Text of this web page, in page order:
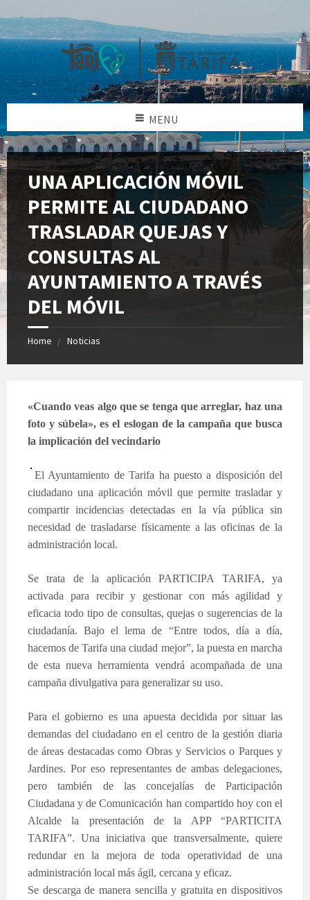
MENU
UNA APLICACIÓN MÓVIL
PERMITE AL CIUDADANO
TRASLADAR QUEJAS Y
CONSULTAS AL
AYUNTAMIENTO A TRAVÉS
DEL MÓVIL
Home Noticias
«Cuando veas algo que se tenga que arreglar, haz una
foto y súbela», es el eslogan de la campaña que busca
la implicación del vecindario
El Ayuntamiento de Tarifa ha puesto a disposición del
ciudadano una aplicación móvil que permite trasladar y
compartir incidencias detectadas en la vía pública sin
necesidad de trasladarse físicamente a las oficinas de la
administración local.
Se trata de la aplicación PARTICIPA TARIFA, ya
activada para recibir y gestionar con más agilidad y
eficacia todo tipo de consultas, quejas o sugerencias de la
ciudadanía. Bajo el lema de “Entre todos, día a día,
hacemos de Tarifa una ciudad mejor”, la puesta en marcha
de esta nueva herramienta vendrá acompañada de una
campaña divulgativa para generalizar su uso.
Para el gobierno es una apuesta decidida por situar las
demandas del ciudadano en el centro de la gestión diaria
de áreas destacadas como Obras y Servicios o Parques y
Jardines. Por eso representantes de ambas delegaciones,
pero también de las concejalías de Participación
Ciudadana y de Comunicación han compartido hoy con el
Alcalde la presentación de la APP “PARTICITA
TARIFA”. Una iniciativa que transversalmente, quiere
redundar en la mejora de toda operatividad de una
administración local más ágil, cercana y eficaz.
Se descarga de manera sencilla y gratuita en dispositivos